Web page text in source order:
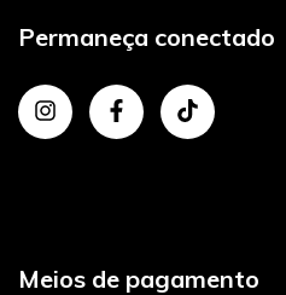
Permaneça conectado
Meios de pagamento